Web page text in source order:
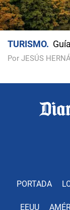
TURISMO
Por JESÚS
PORTADA
EEUU